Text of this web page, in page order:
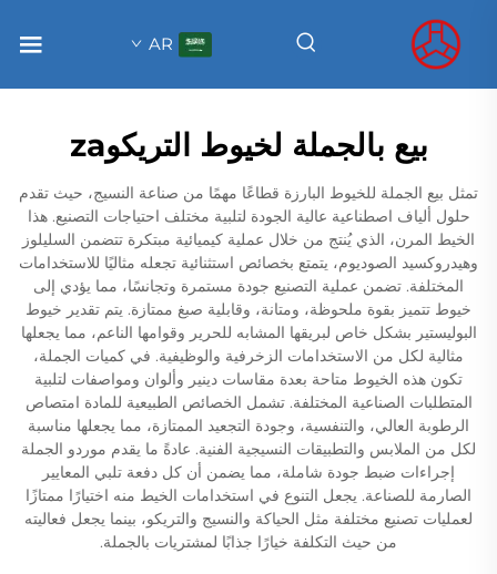
AR
بيع بالجملة لخيوط التريكوza
تمثل بيع الجملة للخيوط البارزة قطاعًا مهمًا من صناعة النسيج، حيث تقدم
حلول ألياف اصطناعية عالية الجودة لتلبية مختلف احتياجات التصنيع. هذا
الخيط المرن، الذي يُنتج من خلال عملية كيميائية مبتكرة تتضمن السليلوز
وهيدروكسيد الصوديوم، يتمتع بخصائص استثنائية تجعله مثاليًا للاستخدامات
المختلفة. تضمن عملية التصنيع جودة مستمرة وتجانسًا، مما يؤدي إلى
خيوط تتميز بقوة ملحوظة، ومتانة، وقابلية صبغ ممتازة. يتم تقدير خيوط
البوليستير بشكل خاص لبريقها المشابه للحرير وقوامها الناعم، مما يجعلها
مثالية لكل من الاستخدامات الزخرفية والوظيفية. في كميات الجملة،
تكون هذه الخيوط متاحة بعدة مقاسات دينير وألوان ومواصفات لتلبية
المتطلبات الصناعية المختلفة. تشمل الخصائص الطبيعية للمادة امتصاص
الرطوبة العالي، والتنفسية، وجودة التجعيد الممتازة، مما يجعلها مناسبة
لكل من الملابس والتطبيقات النسيجية الفنية. عادةً ما يقدم موردو الجملة
إجراءات ضبط جودة شاملة، مما يضمن أن كل دفعة تلبي المعايير
الصارمة للصناعة. يجعل التنوع في استخدامات الخيط منه اختيارًا ممتازًا
لعمليات تصنيع مختلفة مثل الحياكة والنسيج والتريكو، بينما يجعل فعاليته
من حيث التكلفة خيارًا جذابًا لمشتريات بالجملة.